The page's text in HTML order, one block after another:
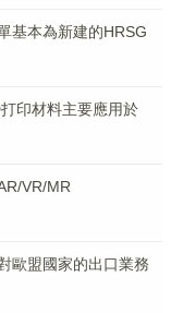
基本為新建的HRSG
印材料主要應用於
VR/MR
歐盟國家的出口業務